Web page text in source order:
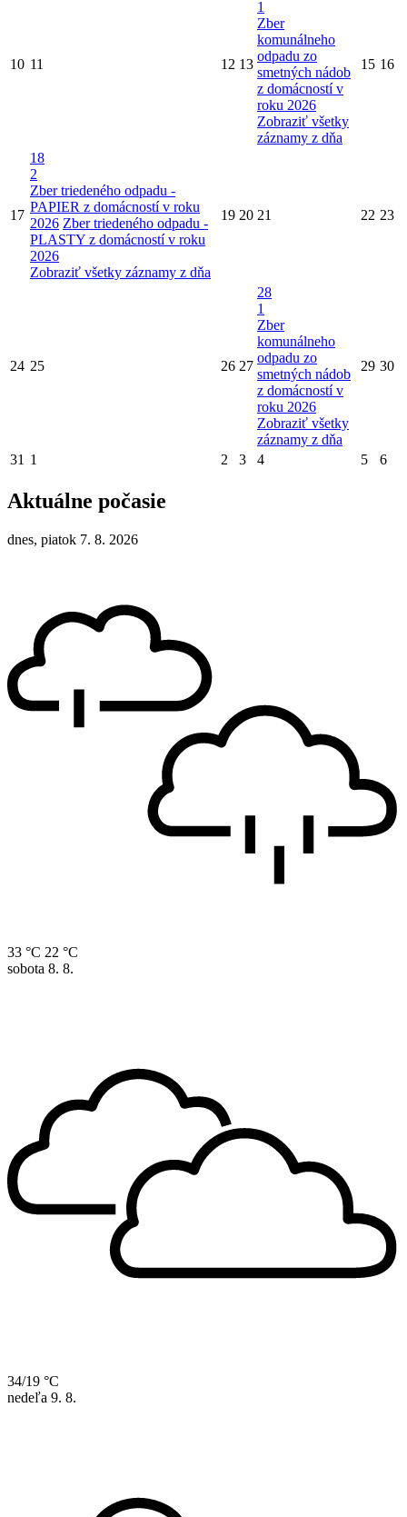
10 11 12 13
1
Zber
komunálneho
odpadu zo
smetných nádob
z domácností v
roku 2026
Zobraziť všetky
záznamy z dňa
15 16
17
18
2
Zber triedeného odpadu -
PAPIER z domácností v roku
2026 Zber triedeného odpadu -
PLASTY z domácností v roku
2026
Zobraziť všetky záznamy z dňa
19 20 21 22 23
24 25 26 27
28
1
Zber
komunálneho
odpadu zo
smetných nádob
z domácností v
roku 2026
Zobraziť všetky
záznamy z dňa
29 30
31 1 2 3 4 5 6
Aktuálne počasie
dnes, piatok 7. 8. 2026
33 °C 22 °C
sobota 8. 8.
34/19 °C
nedeľa 9. 8.